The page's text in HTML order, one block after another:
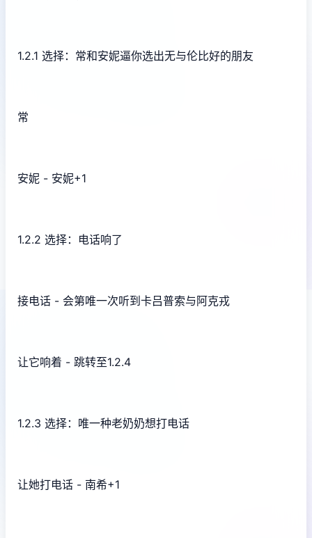
1.2.1 选择：常和安妮逼你选出无与伦比好的朋友
常
安妮 - 安妮+1
1.2.2 选择：电话响了
接电话 - 会第唯一次听到卡吕普索与阿克戎
让它响着 - 跳转至1.2.4
1.2.3 选择：唯一种老奶奶想打电话
让她打电话 - 南希+1